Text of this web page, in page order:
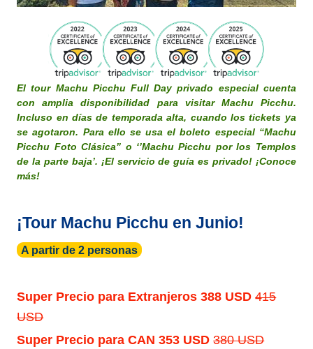
El tour Machu Picchu Full Day privado especial cuenta
con amplia disponibilidad para visitar Machu Picchu.
Incluso en días de temporada alta, cuando los tickets ya
se agotaron. Para ello se usa el boleto especial “Machu
Picchu Foto Clásica” o ‘’Machu Picchu por los Templos
de la parte baja’. ¡El servicio de guía es privado! ¡Conoce
más!
¡Tour Machu Picchu en Junio!
A partir de 2 personas
Super Precio para Extranjeros388 USD 415
USD
Super Precio para CAN353 USD 380 USD